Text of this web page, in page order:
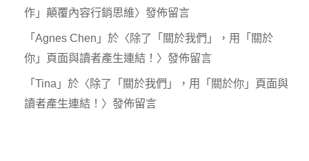
作」顛覆內容行銷思維〉發佈留言
「 Agnes Chen 」於〈 除了「關於我們」，用「關於
你」頁面與讀者產生連結！ 〉發佈留言
「 Tina 」於〈 除了「關於我們」，用「關於你」頁面與
讀者產生連結！ 〉發佈留言